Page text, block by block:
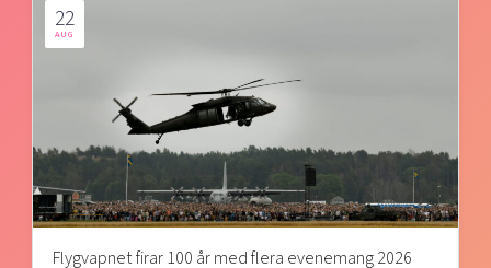
22
AUG
Flygvapnet firar 100 år med flera evenemang 2026